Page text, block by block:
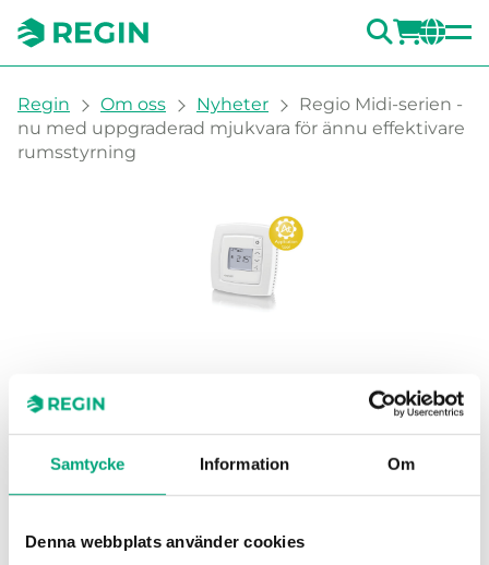
Samtycke Information Om
Denna webbplats använder cookies
SÖK
You are here:
Regin Om oss Nyheter
Regio Midi-serien -
nu med uppgraderad mjukvara för ännu effektivare
rumsstyrning
Regio Midi-serien - nu
med uppgraderad
mjukvara för ännu
effektivare rumsstyrning